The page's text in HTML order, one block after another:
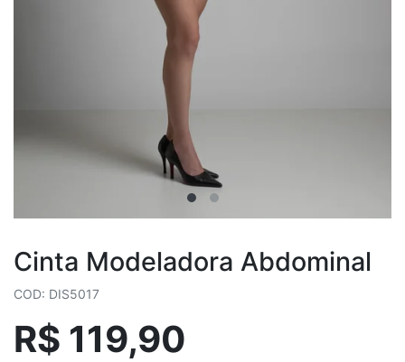
Cinta Modeladora Abdominal
COD: DIS5017
R$ 119,90